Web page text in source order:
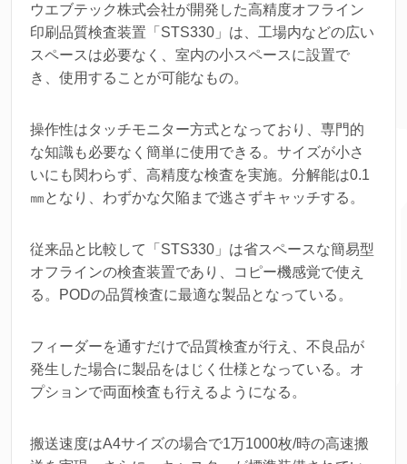
ウエブテック株式会社が開発した高精度オフライン
印刷品質検査装置「STS330」は、工場内などの広い
スペースは必要なく、室内の小スペースに設置で
き、使用することが可能なもの。
操作性はタッチモニター方式となっており、専門的
な知識も必要なく簡単に使用できる。サイズが小さ
いにも関わらず、高精度な検査を実施。分解能は0.1
㎜となり、わずかな欠陥まで逃さずキャッチする。
従来品と比較して「STS330」は省スペースな簡易型
オフラインの検査装置であり、コピー機感覚で使え
る。PODの品質検査に最適な製品となっている。
フィーダーを通すだけで品質検査が行え、不良品が
発生した場合に製品をはじく仕様となっている。オ
プションで両面検査も行えるようになる。
搬送速度はA4サイズの場合で1万1000枚/時の高速搬